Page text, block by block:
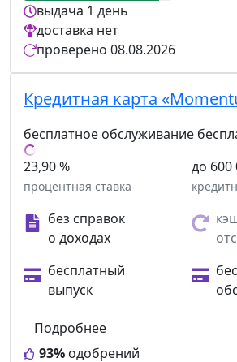
выдача 1 день
доставка нет
проверено 08.08.2026
Кредитная карта
бесплатное обслуживание
23,90 %
процентная ставка
до 600
без справок
о доходах
бесплатный
выпуск
93% одобрений
Подробнее